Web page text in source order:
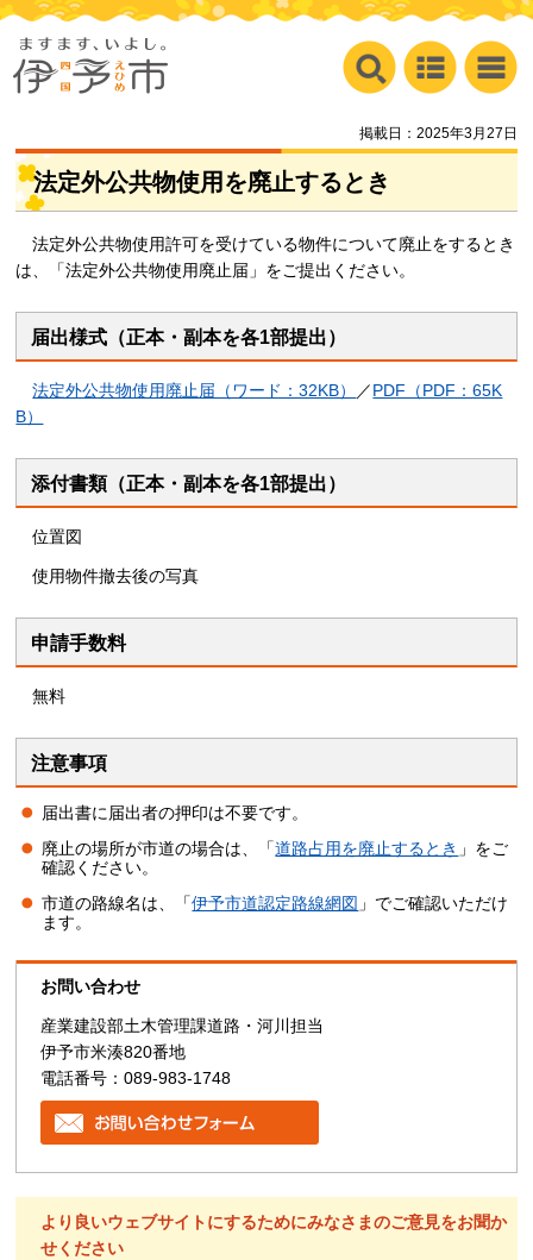
掲載日：2025年3月27日
法定外公共物使用を廃止するとき
法定外公共物使用許可を受けている物件について廃止をするとき
は、「法定外公共物使用廃止届」をご提出ください。
届出様式（正本・副本を各1部提出）
法定外公共物使用廃止届（ワード：32KB） ／PDF（PDF：65K
B）
添付書類（正本・副本を各1部提出）
位置図
使用物件撤去後の写真
申請手数料
無料
注意事項
届出書に届出者の押印は不要です。
廃止の場所が市道の場合は、「道路占用を廃止するとき 」をご
確認ください。
市道の路線名は、「伊予市道認定路線網図 」でご確認いただけ
ます。
お問い合わせ
産業建設部土木管理課道路・河川担当
伊予市米湊820番地
電話番号：089-983-1748
より良いウェブサイトにするためにみなさまのご意見をお聞か
せください